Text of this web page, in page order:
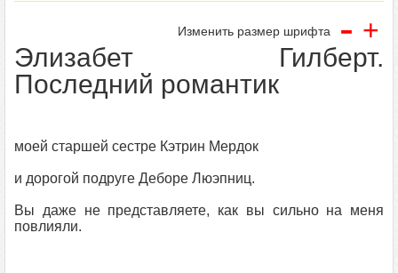
Изменить размер шрифта - +
Элизабет Гилберт.
Последний романтик
моей старшей сестре Кэтрин Мердок
и дорогой подруге Деборе Люэпниц.
Вы даже не представляете, как вы сильно на меня
повлияли.